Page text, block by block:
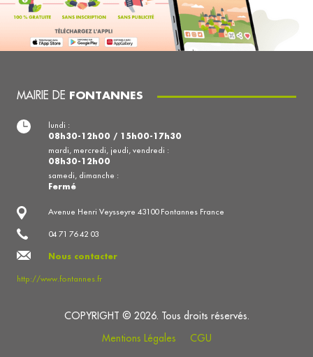
MAIRIE DE FONTANNES
Avenue Henri Veysseyre 43100 Fontannes France
04 71 76 42 03
Nous contacter
http://www.fontannes.fr
lundi :
08h30-12h00 / 15h00-17h30
mardi, mercredi, jeudi, vendredi :
08h30-12h00
samedi, dimanche :
Fermé
COPYRIGHT © 2026. Tous droits réservés.
Mentions Légales
CGU